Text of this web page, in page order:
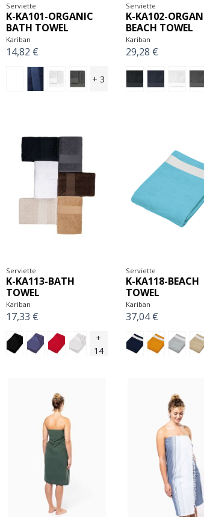
Serviette
K-KA101-ORGANIC
BATH TOWEL
Kariban
14,82 €
+ 3
Serviette
K-KA102-
BEACH TOWEL
Kariban
29,28 €
Serviette
K-KA113-BATH
TOWEL
Kariban
17,33 €
+
14
Serviette
K-KA118-BEACH
TOWEL
Kariban
37,04 €